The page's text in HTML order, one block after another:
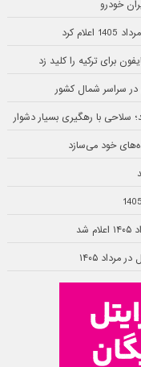
در سراسر شمال کشور
خود می‌سازد